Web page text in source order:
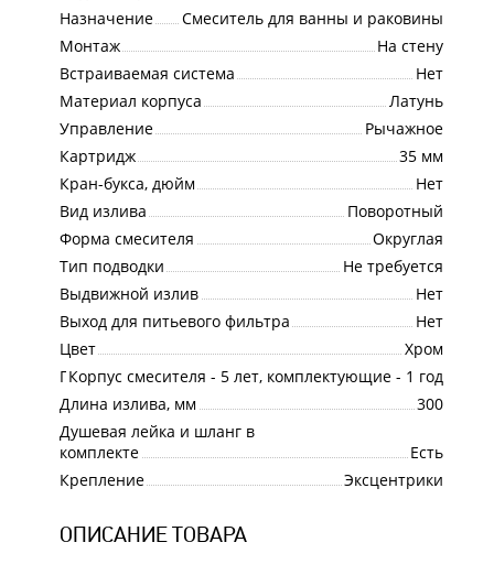
Назначение
Смеситель для ванны и раковины
Монтаж
На стену
Встраиваемая система
Нет
Материал корпуса
Латунь
Управление
Рычажное
Картридж
35 мм
Кран-букса, дюйм
Нет
Вид излива
Поворотный
Форма смесителя
Округлая
Тип подводки
Не требуется
Выдвижной излив
Нет
Выход для питьевого фильтра
Нет
Цвет
Хром
Гарантия
Корпус смесителя - 5 лет, комплектующие - 1 год
Длина излива, мм
300
Душевая лейка и шланг в
комплекте
Есть
Крепление
Эксцентрики
ОПИСАНИЕ ТОВАРА